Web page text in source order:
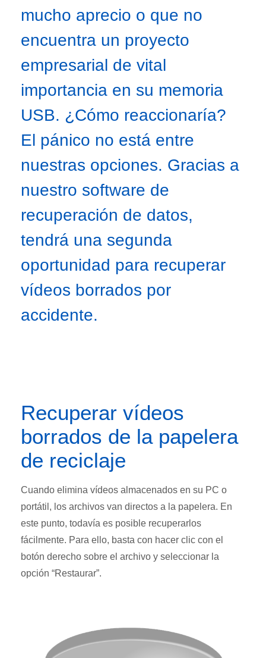
mucho aprecio o que no
encuentra un proyecto
empresarial de vital
importancia en su memoria
USB. ¿Cómo reaccionaría?
El pánico no está entre
nuestras opciones. Gracias a
nuestro software de
recuperación de datos,
tendrá una segunda
oportunidad para recuperar
vídeos borrados por
accidente.
Recuperar vídeos
borrados de la papelera
de reciclaje
Cuando elimina vídeos almacenados en su PC o
portátil, los archivos van directos a la papelera. En
este punto, todavía es posible recuperarlos
fácilmente. Para ello, basta con hacer clic con el
botón derecho sobre el archivo y seleccionar la
opción “Restaurar”.